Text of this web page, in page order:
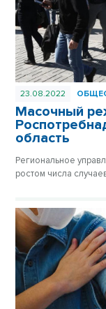
23.08.2022
Масочный
область
Региональное
ростом числа